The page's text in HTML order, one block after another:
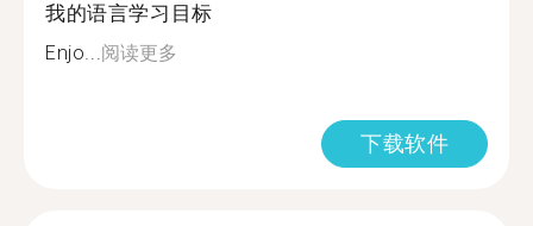
我的语言学习目标
Enjo...阅读更多
下载软件